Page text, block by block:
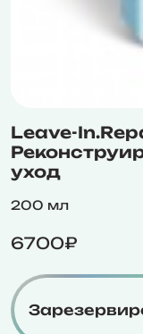
Leave-
уход
200 мл
6700₽